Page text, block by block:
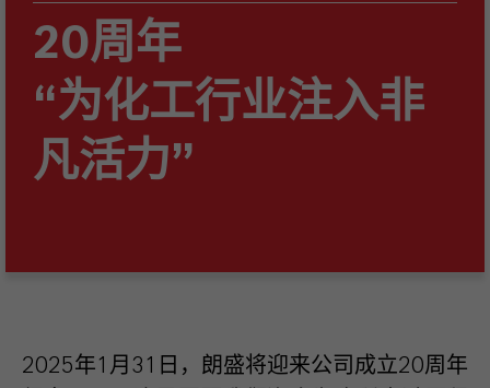
20周年
“为化工行业注入非
凡活力”
2025年 1 月 31 日，朗盛将迎来公司成立20周年